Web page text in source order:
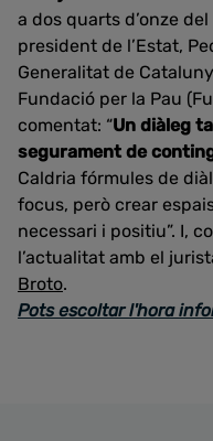
a dos quarts d’onze
president de l’Estat,
Generalitat de
Fundació per la Pau
comentat: “Un diàleg
segurament de
Caldria fórmules de
focus, però crear
necessari i positiu”. I,
l’actualitat amb el
Broto.
Pots escoltar l'hora